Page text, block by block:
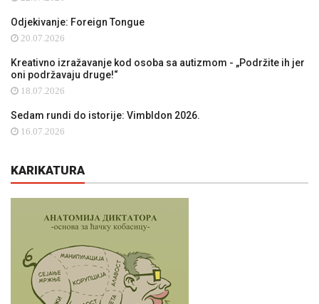
Odjekivanje: Foreign Tongue
20.07.2026
Kreativno izražavanje kod osoba sa autizmom - „Podržite ih jer
oni podržavaju druge!“
18.07.2026
Sedam rundi do istorije: Vimbldon 2026.
16.07.2026
KARIKATURA